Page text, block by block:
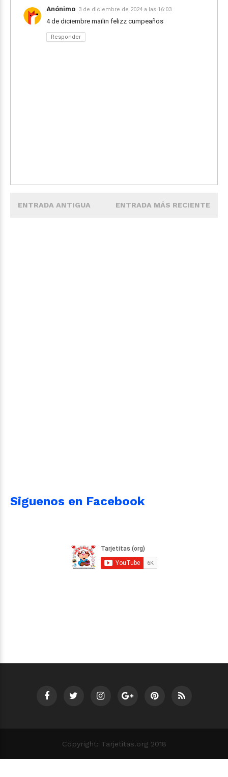
Anónimo 3 de diciembre de 2024 a las 16:03
4 de diciembre mailin felizz cumpeaños
Responder
ENTRADA MÁS RECIENTE
ENTRADA ANTIGUA
Siguenos en Facebook
Copyright: Tarjetitas.org 2018